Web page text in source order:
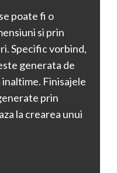
poate fi o
si prin
Specific vorbind,
generata de
Finisajele
prin
la crearea unui